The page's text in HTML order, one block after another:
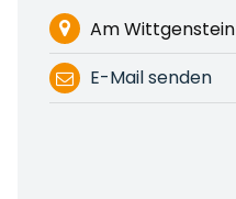
Am Wittgenstein
E-Mail senden